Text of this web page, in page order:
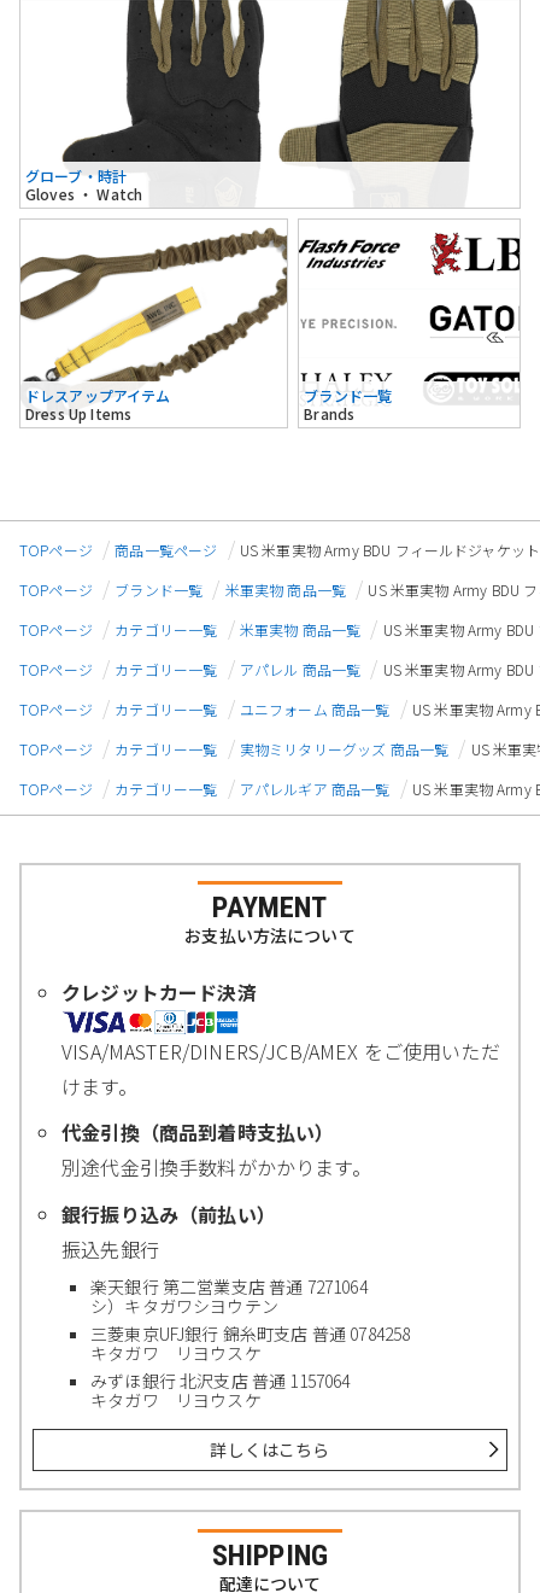
グローブ・時計
Gloves ・ Watch
ドレスアップアイテム
Dress Up Items
ブランド一覧
Brands
TOPページ 商品一覧ページ
US 米軍実物 Army BDU フィールドジャケッ
TOPページ
ブランド一覧 米軍実物 商品一覧
US 米軍実物 Army BDU
TOPページ
カテゴリー一覧 米軍実物 商品一覧
US 米軍実物 Army
TOPページ
カテゴリー一覧 アパレル 商品一覧
US 米軍実物 Army
TOPページ
カテゴリー一覧 ユニフォーム 商品一覧
US 米軍実物 Army
TOPページ
カテゴリー一覧 実物ミリタリーグッズ 商品一覧
US 米軍
TOPページ
カテゴリー一覧 アパレルギア 商品一覧 US 米軍実物 Army
PAYMENT
お支払い方法について
クレジットカード決済
VISA/MASTER/DINERS/JCB/AMEX をご使用いただ
けます。
代金引換（商品到着時支払い）
別途代金引換手数料がかかります。
銀行振り込み（前払い）
振込先銀行
楽天銀行 第二営業支店 普通 7271064
シ）キタガワシヨウテン
三菱東京UFJ銀行 錦糸町支店 普通 0784258
キタガワ リヨウスケ
みずほ銀行 北沢支店 普通 1157064
キタガワ リヨウスケ
詳しくはこちら
SHIPPING
配達について